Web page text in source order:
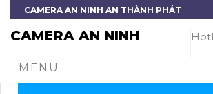
CAMERA AN NINH AN THÀNH PHÁT
CAMERA AN NINH
MENU